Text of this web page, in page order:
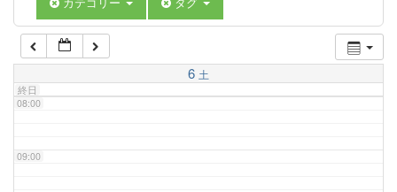
6 土
終日
07:00
08:00
09:00